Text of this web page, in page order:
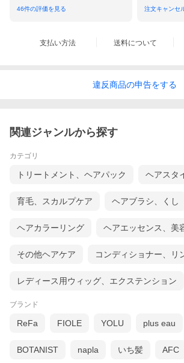
46件の評価を見る 注文キャンセ
支払い方法 送料について
違反商品の申告をする
関連ジャンルから探す
カテゴリ
トリートメント、ヘアパック ヘアスタ
育毛、スカルプケア ヘアブラシ、くし
ヘアカラーリング ヘアエッセンス、美
その他ヘアケア コンディショナー、リ
レディース用ウィッグ、エクステンション
ブランド
ReFa FIOLE YOLU plus eau
BOTANIST napla いち髪 AFC